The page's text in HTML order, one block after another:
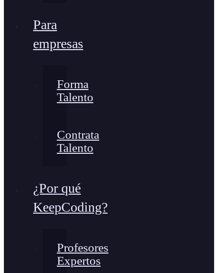
Para
empresas
Forma
Talento
Contrata
Talento
¿Por qué
KeepCoding?
Profesores
Expertos